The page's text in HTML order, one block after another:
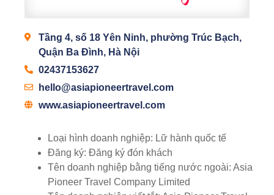
Tầng 4, số 18 Yên Ninh, phường Trúc Bạch,
Quận Ba Đình, Hà Nội
02437153627
hello@asiapioneertravel.com
www.asiapioneertravel.com
Loại hình doanh nghiệp: Lữ hành quốc tế
Đăng ký: Đăng ký đón khách
Tên doanh nghiệp bằng tiếng nước ngoài: Asia
Pioneer Travel Company Limited